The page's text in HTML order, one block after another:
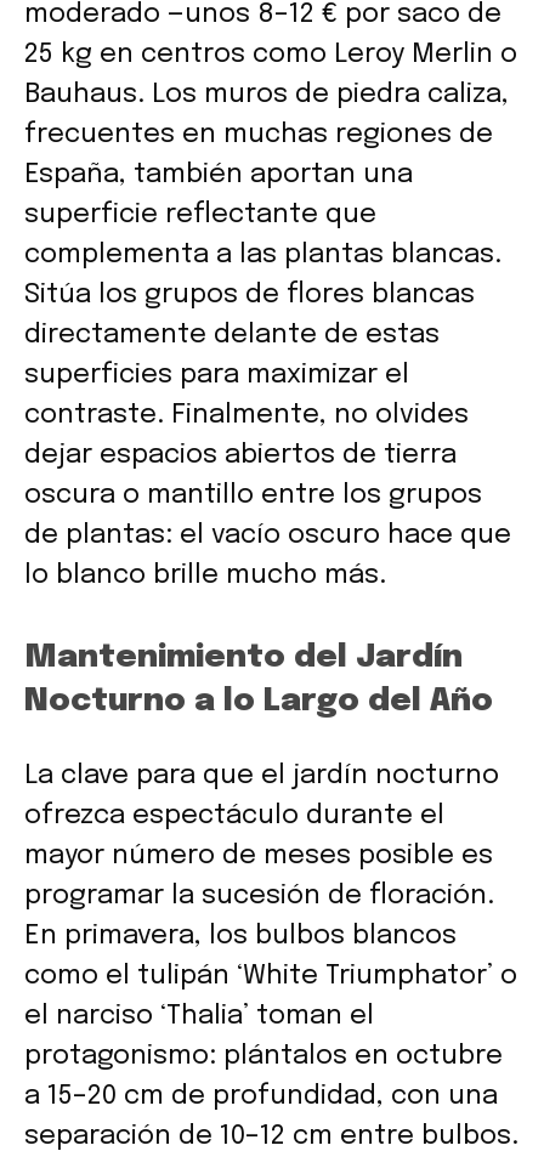
moderado —unos 8–12 € por saco de
25 kg en centros como Leroy Merlin o
Bauhaus. Los muros de piedra caliza,
frecuentes en muchas regiones de
España, también aportan una
superficie reflectante que
complementa a las plantas blancas.
Sitúa los grupos de flores blancas
directamente delante de estas
superficies para maximizar el
contraste. Finalmente, no olvides
dejar espacios abiertos de tierra
oscura o mantillo entre los grupos
de plantas: el vacío oscuro hace que
lo blanco brille mucho más.
Mantenimiento del Jardín
Nocturno a lo Largo del Año
La clave para que el jardín nocturno
ofrezca espectáculo durante el
mayor número de meses posible es
programar la sucesión de floración.
En primavera, los bulbos blancos
como el tulipán ‘White Triumphator’ o
el narciso ‘Thalia’ toman el
protagonismo: plántalos en octubre
a 15–20 cm de profundidad, con una
separación de 10–12 cm entre bulbos.